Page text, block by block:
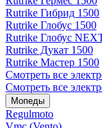
Rutrike Гибрид 1500
Rutrike Глобус 1500
Rutrike Глобус
Rutrike Дукат 1500
Rutrike Мастер 1500
Смотреть все
Смотреть все
Мопеды
Regulmoto